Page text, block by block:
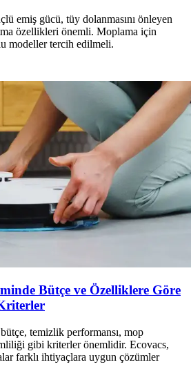
emiş gücü, tüy dolanmasını önleyen
özellikleri önemli. Moplama için
modeller tercih edilmeli.
Bütçe ve Özelliklere Göre
temizlik performansı, mop
gibi kriterler önemlidir. Ecovacs,
farklı ihtiyaçlara uygun çözümler